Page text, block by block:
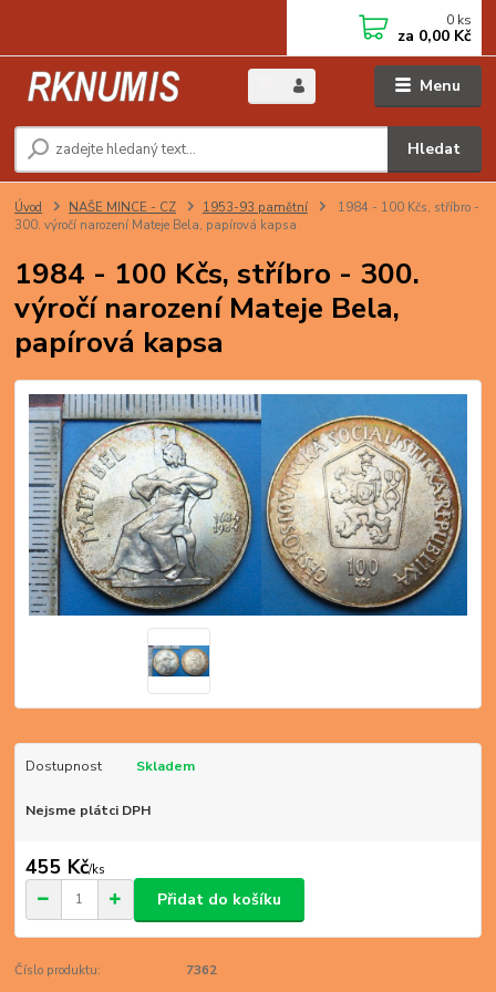
Menu
Hledat
0 ks
za 0,00 Kč
Úvod NAŠE MINCE - CZ 1953-93 pamětní
1984 - 100 Kčs, stříbro -
300. výročí narození Mateje Bela, papírová kapsa
1984 - 100 Kčs, stříbro - 300.
výročí narození Mateje Bela,
papírová kapsa
Dostupnost Skladem
Nejsme plátci DPH
455 Kč/ks
Přidat do košíku
Číslo produktu: 7362